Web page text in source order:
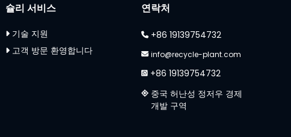
슐리 서비스
기술 지원
고객 방문 환영합니다
연락처
+86 19139754732
info@recycle-plant.com
+86 19139754732
중국 허난성 정저우 경제
개발 구역